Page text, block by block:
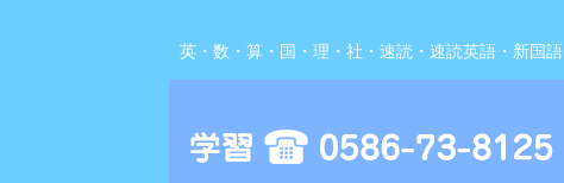
英・数・算・国・理・社・速読・速読英語・新国語